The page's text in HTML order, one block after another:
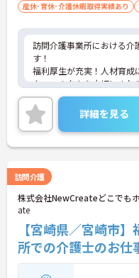
産休･育休･介護休暇取得実績あり
訪問介護事業所における介
す！
福利厚生が充実！人材育成
タッフの方々を大切にされ
暇、介護休暇の制度もあり
る環境が整っています◎
ご興味ある方には、面接の
細をお話致しますのでお気
詳細を見る
訪問介護
株式会社NewCreateどこでも
ate
【宮崎県／宮崎市
所での介護士のお仕